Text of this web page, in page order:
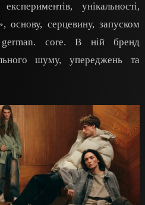
унікальності,
основу, серцевину, запуском
german. core. В ній бренд
шуму, упереджень та